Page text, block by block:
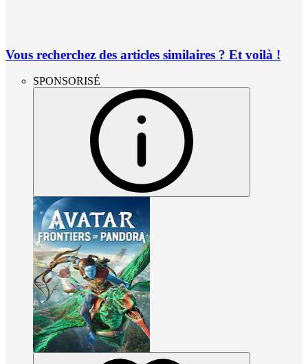
Vous recherchez des articles similaires ? Et voilà !
SPONSORISÉ